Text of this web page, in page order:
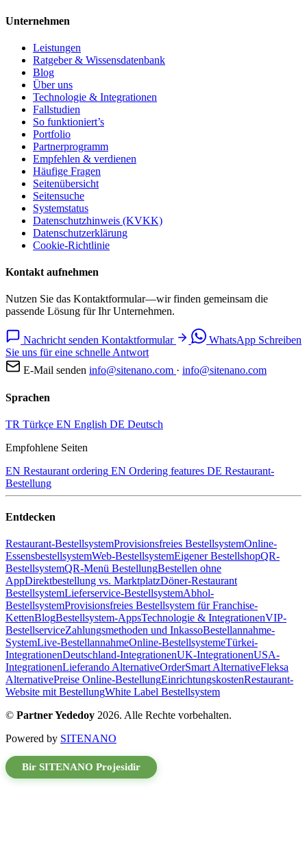
Unternehmen
Leistungen
Ratgeber & Wissensdatenbank
Blog
Über uns
Technologie & Integrationen
Fallstudien
So funktioniert’s
Portfolio
Partnerprogramm
Empfehlen & verdienen
Häufige Fragen
Seitenübersicht
Seitensuche
Systemstatus
Datenschutzhinweis (KVKK)
Datenschutzerklärung
Cookie-Richtlinie
Kontakt aufnehmen
Nutzen Sie das Kontaktformular—wir finden gemeinsam die
passende Lösung für Ihr Unternehmen.
Nachricht senden Kontaktformular WhatsApp Schreiben
Sie uns für eine schnelle Antwort
E-Mail senden info@sitenano.com · info@sitenano.com
Sprachen
TR Türkçe EN English DE Deutsch
Empfohlene Seiten
EN Restaurant ordering EN Ordering features DE Restaurant-
Bestellung
Entdecken
Restaurant-BestellsystemProvisionsfreies BestellsystemOnline-
EssensbestellsystemWeb-BestellsystemEigener BestellshopQR-
BestellsystemQR-Menü BestellungBestellen ohne
AppDirektbestellung vs. MarktplatzDöner-Restaurant
BestellsystemLieferservice-BestellsystemAbhol-
BestellsystemProvisionsfreies Bestellsystem für Franchise-
KettenBlogBestellsystem-AppsTechnologie & IntegrationenVIP-
BestellserviceZahlungsmethoden und InkassoBestellannahme-
SystemLive-BestellannahmeOnline-BestellsystemeTürkei-
IntegrationenDeutschland-IntegrationenUK-IntegrationenUSA-
IntegrationenLieferando AlternativeOrderSmart AlternativeFleksa
AlternativePreise Online-BestellungEinrichtungskostenRestaurant-
Website mit BestellungWhite Label Bestellsystem
© Partner Yededoy 2026. Alle Rechte vorbehalten.
Powered by SITENANO
Bir SITENANO Projesidir